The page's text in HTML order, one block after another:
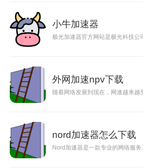
小牛加速器
极光加速器官方网站是极光科技
外网加速npv下载
随着网络发展到现在，网速越来
nord加速器怎么下载
Nord加速器是一款专业的网络服